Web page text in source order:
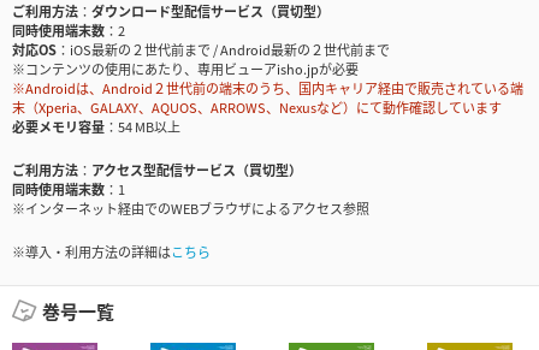
ご利用方法
ダウンロード型配信サービス（買切型）
同時使用端末数
2
対応OS
iOS最新の２世代前まで / Android最新の２世代前まで
※コンテンツの使用にあたり、専用ビューアisho.jpが必要
※Androidは、Android２世代前の端末のうち、国内キャリア経由で販売されている端
末（Xperia、GALAXY、AQUOS、ARROWS、Nexusなど）にて動作確認しています
必要メモリ容量
54 MB以上
ご利用方法
アクセス型配信サービス（買切型）
同時使用端末数
1
※インターネット経由でのWEBブラウザによるアクセス参照
※導入・利用方法の詳細はこちら
巻号一覧